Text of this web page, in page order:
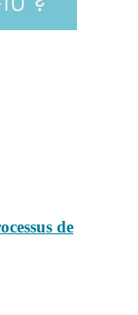
de